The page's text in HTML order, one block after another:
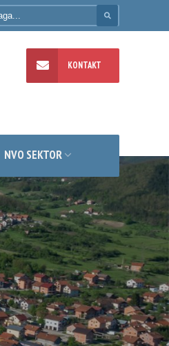
NVO SEKTOR
KONTAKT